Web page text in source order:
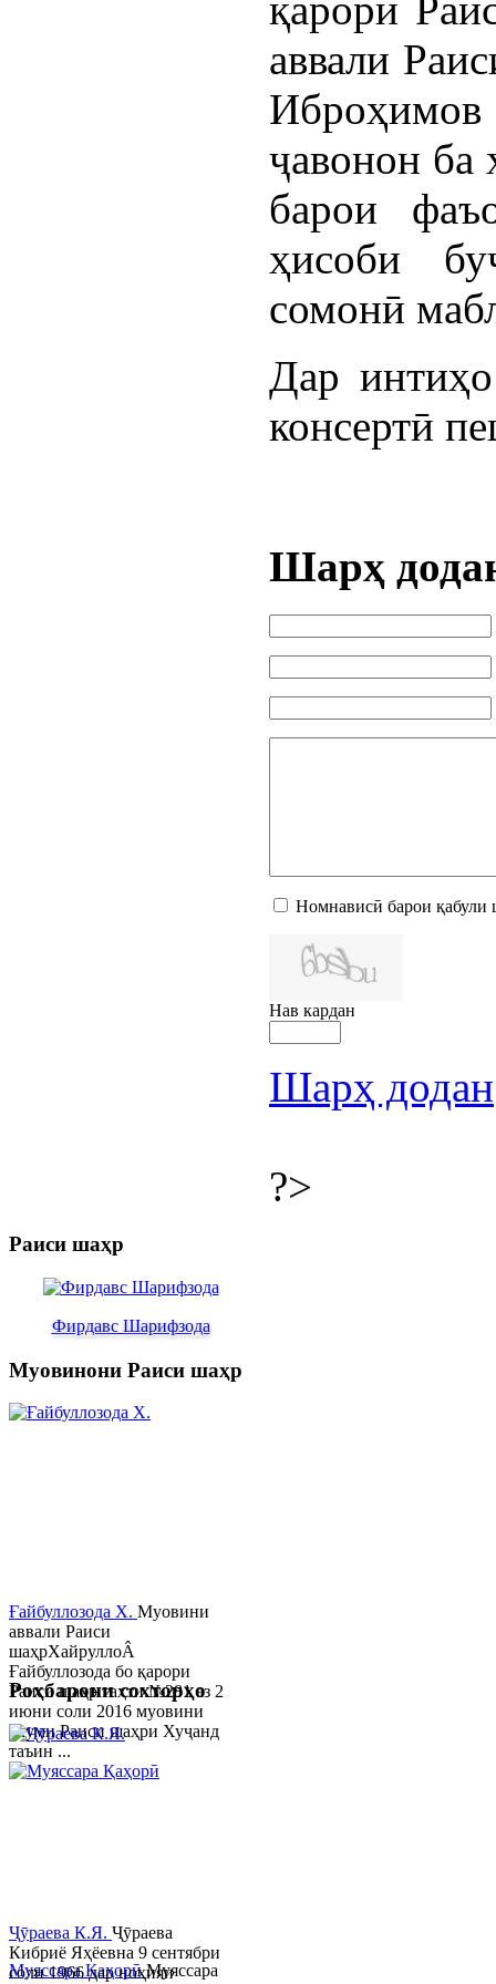
аввали
Иброҳимов
ҷавонон ба
барои
ҳисоби
сомонӣ
Дар
консертӣ
Шарҳ
Номнависӣ барои қабули
Нав кардан
Шарҳ додан
?>
Раиси шаҳр
Фирдавс Шарифзода
Муовинони Раиси шаҳр
Ғайбуллозода Х. Муовини
аввали Раиси
шаҳрХайруллоÂ
Ғайбуллозода бо қарори
Раиси шаҳр таҳти №281 аз 2
июни соли 2016 муовини
якуми Раиси шаҳри Хуҷанд
таъин ...
Муяссара ҚаҳорӣМуяссара
Роҳбарони сохторҳо
Ҷӯраева К.Я. Ҷӯраева
Кибриё Яҳёевна 9 сентябри
соли 1966 дар ноҳияи